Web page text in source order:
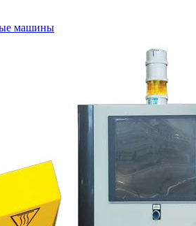
машины